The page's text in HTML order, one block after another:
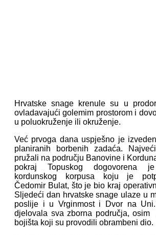
Hrvatske snage krenule su u
ovladavajući golemim prostorom i
u poluokruženje ili okruženje.
Već prvoga dana uspješno je
planiranih borbenih zadaća.
pružali na području Banovine i
pokraj Topuskog dogovorena
kordunskog korpusa koju je
Čedomir Bulat, što je bio kraj
Sljedeći dan hrvatske snage ulaze u
poslije i u Vrginmost i Dvor na
djelovala sva zborna područja, osim
bojišta koji su provodili obrambeni dio.